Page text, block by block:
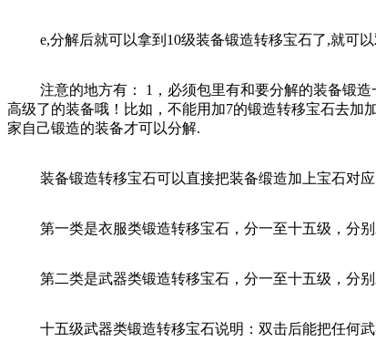
e,分解后就可以拿到10级装备锻造转移宝石了,就可以
注意的地方有： 1，必须包里有和要分解的装备锻造
高级了的装备哦！比如，不能用加7的锻造转移宝石去加
家自己锻造的装备才可以分解.
装备锻造转移宝石可以直接把装备缎造加上宝石对应
第一类是衣服类锻造转移宝石，分一至十五级，分别
第二类是武器类锻造转移宝石，分一至十五级，分别
十五级武器类锻造转移宝石说明：双击后能把任何武